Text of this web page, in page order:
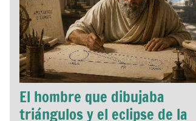
El hombre que dibujaba
triángulos y el eclipse de la